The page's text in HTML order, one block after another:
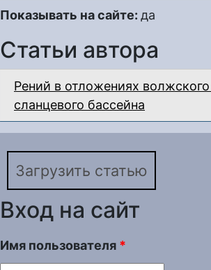
Показывать на сайте: да
Статьи автора
Рений в отложениях
сланцевого бассейна
Загрузить статью
Вход на сайт
Имя пользователя *